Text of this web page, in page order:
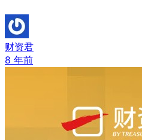
财资君
8 年前